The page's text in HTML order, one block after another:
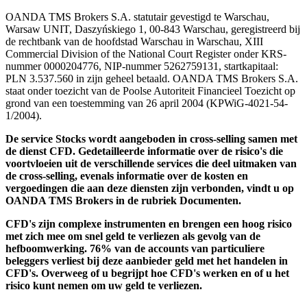
OANDA TMS Brokers S.A. statutair gevestigd te Warschau,
Warsaw UNIT, Daszyńskiego 1, 00-843 Warschau, geregistreerd bij
de rechtbank van de hoofdstad Warschau in Warschau, XIII
Commercial Division of the National Court Register onder KRS-
nummer 0000204776, NIP-nummer 5262759131, startkapitaal:
PLN 3.537.560 in zijn geheel betaald. OANDA TMS Brokers S.A.
staat onder toezicht van de Poolse Autoriteit Financieel Toezicht op
grond van een toestemming van 26 april 2004 (KPWiG-4021-54-
1/2004).
De service Stocks wordt aangeboden in cross-selling samen met
de dienst CFD. Gedetailleerde informatie over de risico's die
voortvloeien uit de verschillende services die deel uitmaken van
de cross-selling, evenals informatie over de kosten en
vergoedingen die aan deze diensten zijn verbonden, vindt u op
OANDA TMS Brokers in de rubriek Documenten.
CFD's zijn complexe instrumenten en brengen een hoog risico
met zich mee om snel geld te verliezen als gevolg van de
hefboomwerking. 76% van de accounts van particuliere
beleggers verliest bij deze aanbieder geld met het handelen in
CFD's. Overweeg of u begrijpt hoe CFD's werken en of u het
risico kunt nemen om uw geld te verliezen.